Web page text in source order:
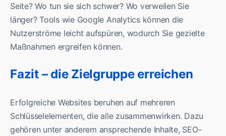
Seite? Wo tun sie sich schwer? Wo verweilen Sie
länger? Tools wie Google Analytics können die
Nutzerströme leicht aufspüren, wodurch Sie gezielte
Maßnahmen ergreifen können.
Fazit – die Zielgruppe erreichen
Erfolgreiche Websites beruhen auf mehreren
Schlüsselelementen, die alle zusammenwirken. Dazu
gehören unter anderem ansprechende Inhalte, SEO-